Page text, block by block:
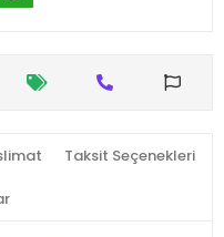
Taksit Seçenekleri